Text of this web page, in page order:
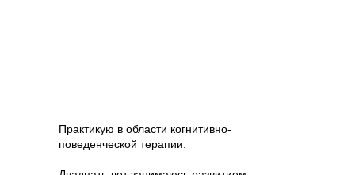
Практикую в области когнитивно-
поведенческой терапии.